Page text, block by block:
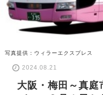
写真提供：ウィラーエクスプレス
2024.08.21
大阪・梅田～真庭